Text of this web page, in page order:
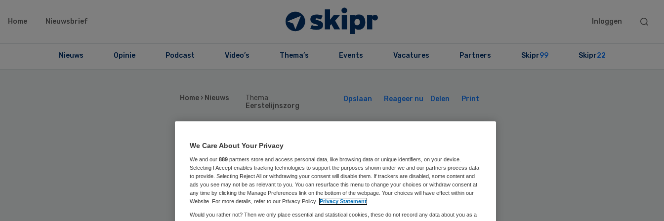
Home Nieuwsbrief Inloggen
Search
Nieuws Opinie Podcast Video’s Thema’s Events Vacatures Partners Skipr99 Skipr22
Home › Nieuws
Thema:
Eerstelijnszorg
Opslaan Reageer nu Delen Print
GGD: te weinig geld
voor bescherming
tegen infectieziekten
We Care About Your Privacy
We and our 889 partners store and access personal data, like browsing data or unique identifiers, on your device.
Selecting I Accept enables tracking technologies to support the purposes shown under we and our partners process data
to provide. Selecting Reject All or withdrawing your consent will disable them. If trackers are disabled, some content and
ads you see may not be as relevant to you. You can resurface this menu to change your choices or withdraw consent at
any time by clicking the Manage Preferences link on the bottom of the webpage. Your choices will have effect within our
Website. For more details, refer to our Privacy Policy. Privacy Statement
Would you rather not? Then we only place essential and statistical cookies, these do not record any data about you as a